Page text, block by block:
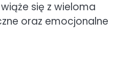
się z wieloma
oraz emocjonalne